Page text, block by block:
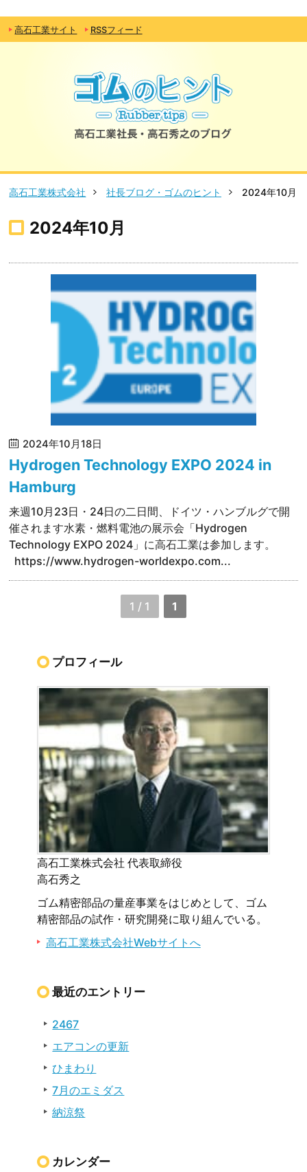
高石工業サイト RSSフィード
高石工業株式会社 社長ブログ・ゴムのヒント 2024年10月
2024年10月
2024年10月18日
Hydrogen Technology EXPO 2024 in
Hamburg
来週10月23日・24日の二日間、ドイツ・ハンブルグで開
催されます水素・燃料電池の展示会「Hydrogen
Technology EXPO 2024」に高石工業は参加します。
https://www.hydrogen-worldexpo.com...
1 / 1 1
プロフィール
高石工業株式会社 代表取締役
高石秀之
ゴム精密部品の量産事業をはじめとして、ゴム
精密部品の試作・研究開発に取り組んでいる。
高石工業株式会社Webサイトへ
最近のエントリー
2467
エアコンの更新
ひまわり
7月のエミダス
納涼祭
カレンダー